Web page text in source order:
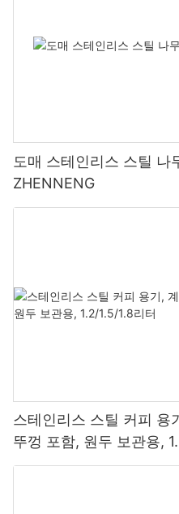
도매 스테인리스 스틸 나
ZHENNENG
스테인리스 스틸 커피 용
뚜껑 포함, 원두 보관용,